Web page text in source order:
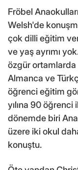
Fröbel
Welsh'de
çok dilli eğitim
ve yaş ayrımı
özgür
Almanca ve
öğrenci eğitim
yılına 90
dönemde biri
üzere iki okul
konuştu.